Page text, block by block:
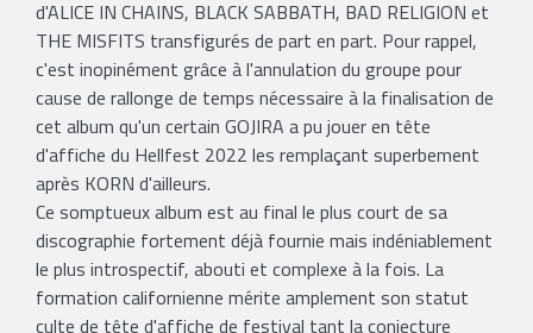
d'ALICE IN CHAINS, BLACK SABBATH, BAD RELIGION et
THE MISFITS transfigurés de part en part. Pour rappel,
c'est inopinément grâce à l'annulation du groupe pour
cause de rallonge de temps nécessaire à la finalisation de
cet album qu'un certain GOJIRA a pu jouer en tête
d'affiche du Hellfest 2022 les remplaçant superbement
après KORN d'ailleurs.
Ce somptueux album est au final le plus court de sa
discographie fortement déjà fournie mais indéniablement
le plus introspectif, abouti et complexe à la fois. La
formation californienne mérite amplement son statut
culte de tête d'affiche de festival tant la conjecture